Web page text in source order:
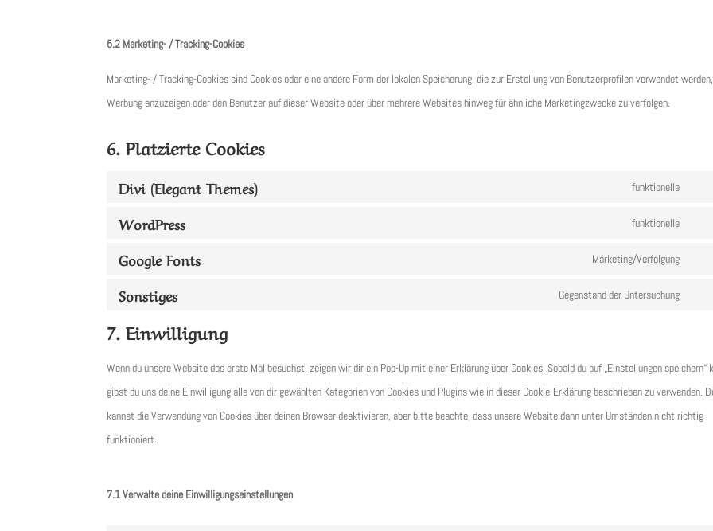
5.2 Marketing- / Tracking-Cookies
Marketing- / Tracking-Cookies sind Cookies oder eine andere Form der lokalen Speicherung, die zur Erstellung von Benutzerprofilen verwendet
Werbung anzuzeigen oder den Benutzer auf dieser Website oder über mehrere Websites hinweg für ähnliche Marketingzwecke zu verfolgen.
6. Platzierte Cookies
Divi (Elegant Themes) funktionelle
WordPress funktionelle
Google Fonts Marketing/Verfolgung
fonts
Sonstiges Gegenstand der Untersuchung
7. Einwilligung
Wenn du unsere Website das erste Mal besuchst, zeigen wir dir ein Pop-Up mit einer Erklärung über Cookies. Sobald du auf „Einstellungen speichern“
gibst du uns deine Einwilligung alle von dir gewählten Kategorien von Cookies und Plugins wie in dieser Cookie-Erklärung beschrieben zu verwenden.
kannst die Verwendung von Cookies über deinen Browser deaktivieren, aber bitte beachte, dass unsere Website dann unter Umständen nicht richtig
funktioniert.
7.1 Verwalte deine Einwilligungseinstellungen